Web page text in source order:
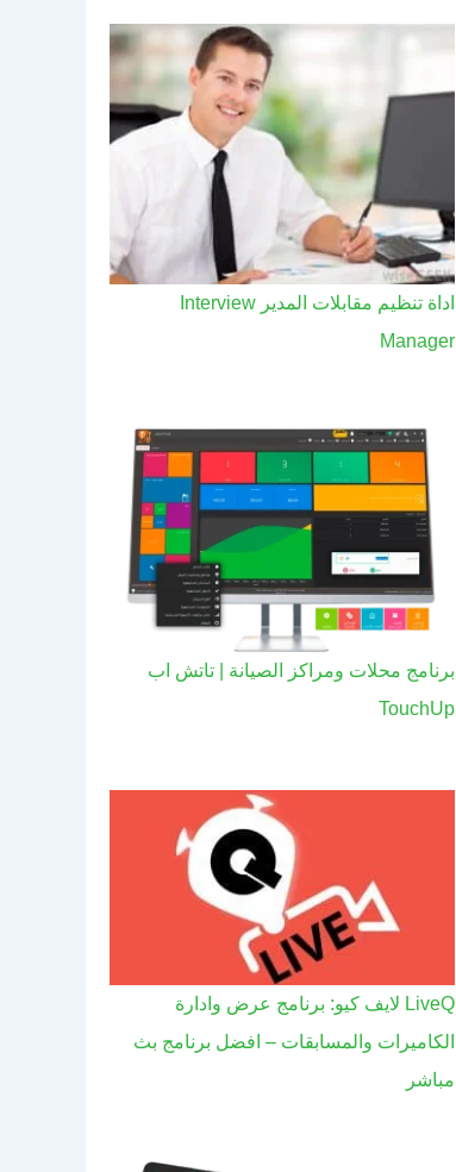
اداة تنظيم مقابلات المدير Interview
Manager
برنامج محلات ومراكز الصيانة | تاتش اب
TouchUp
LiveQ لايف كيو: برنامج عرض وادارة
الكاميرات والمسابقات – افضل برنامج بث
مباشر